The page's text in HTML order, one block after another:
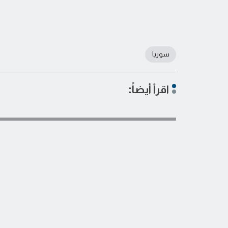
سوريا
اقرأ أيضاً: